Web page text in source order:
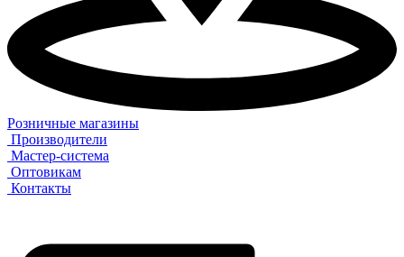
Розничные магазины
Производители
Мастер-система
Оптовикам
Контакты